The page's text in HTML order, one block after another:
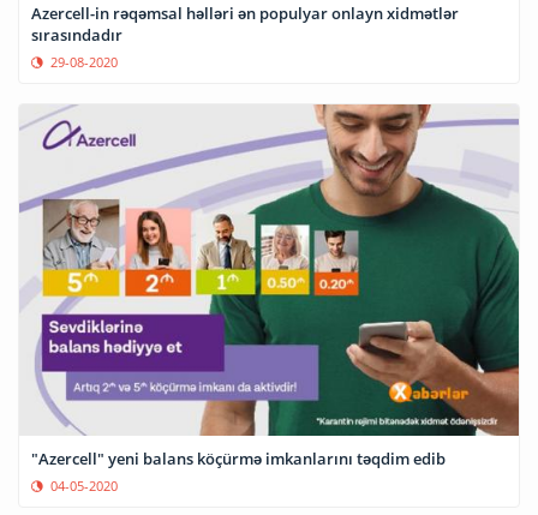
Azercell-in rəqəmsal həlləri ən populyar onlayn xidmətlər
sırasındadır
29-08-2020
"Azercell" yeni balans köçürmə imkanlarını təqdim edib
04-05-2020